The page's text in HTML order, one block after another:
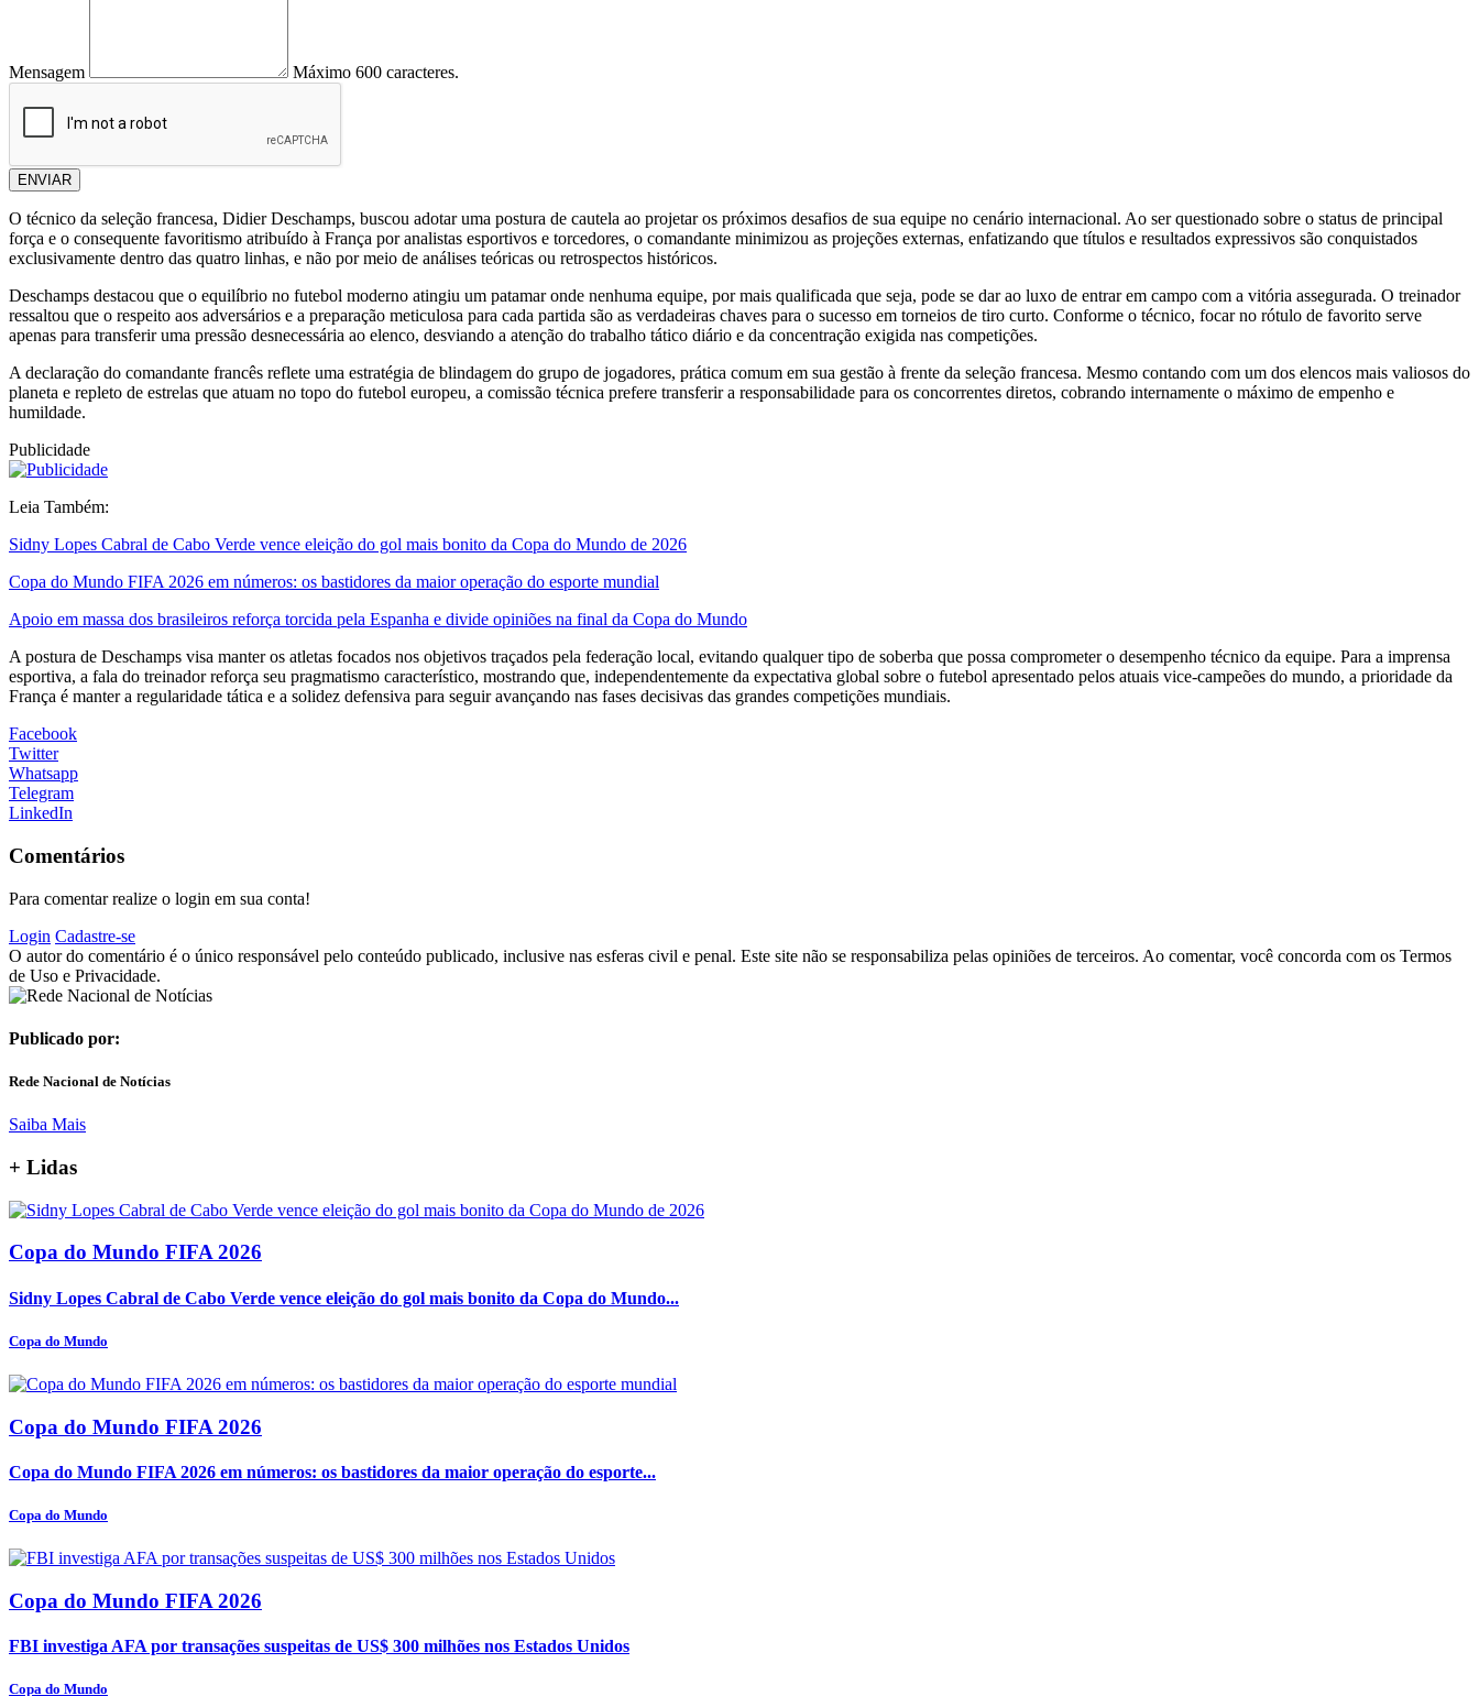
Mensagem Máximo 600 caracteres.
ENVIAR
O técnico da seleção francesa, Didier Deschamps, buscou adotar uma postura de cautela ao projetar os próximos desafios de sua equipe no cenário internacional. Ao ser questionado sobre o status de principal
força e o consequente favoritismo atribuído à França por analistas esportivos e torcedores, o comandante minimizou as projeções externas, enfatizando que títulos e resultados expressivos são conquistados
exclusivamente dentro das quatro linhas, e não por meio de análises teóricas ou retrospectos históricos.
Deschamps destacou que o equilíbrio no futebol moderno atingiu um patamar onde nenhuma equipe, por mais qualificada que seja, pode se dar ao luxo de entrar em campo com a vitória assegurada. O treinador
ressaltou que o respeito aos adversários e a preparação meticulosa para cada partida são as verdadeiras chaves para o sucesso em torneios de tiro curto. Conforme o técnico, focar no rótulo de favorito serve
apenas para transferir uma pressão desnecessária ao elenco, desviando a atenção do trabalho tático diário e da concentração exigida nas competições.
A declaração do comandante francês reflete uma estratégia de blindagem do grupo de jogadores, prática comum em sua gestão à frente da seleção francesa. Mesmo contando com um dos elencos mais valiosos do
planeta e repleto de estrelas que atuam no topo do futebol europeu, a comissão técnica prefere transferir a responsabilidade para os concorrentes diretos, cobrando internamente o máximo de empenho e
humildade.
Publicidade
Leia Também:
Sidny Lopes Cabral de Cabo Verde vence eleição do gol mais bonito da Copa do Mundo de 2026
Copa do Mundo FIFA 2026 em números: os bastidores da maior operação do esporte mundial
Apoio em massa dos brasileiros reforça torcida pela Espanha e divide opiniões na final da Copa do Mundo
A postura de Deschamps visa manter os atletas focados nos objetivos traçados pela federação local, evitando qualquer tipo de soberba que possa comprometer o desempenho técnico da equipe. Para a imprensa
esportiva, a fala do treinador reforça seu pragmatismo característico, mostrando que, independentemente da expectativa global sobre o futebol apresentado pelos atuais vice-campeões do mundo, a prioridade da
França é manter a regularidade tática e a solidez defensiva para seguir avançando nas fases decisivas das grandes competições mundiais.
Facebook
Twitter
Whatsapp
Telegram
LinkedIn
Comentários
Para comentar realize o login em sua conta!
Login Cadastre-se
O autor do comentário é o único responsável pelo conteúdo publicado, inclusive nas esferas civil e penal. Este site não se responsabiliza pelas opiniões de terceiros. Ao comentar, você concorda com os Termos
de Uso e Privacidade.
Publicado por:
Rede Nacional de Notícias
Saiba Mais
+ Lidas
Copa do Mundo FIFA 2026
Sidny Lopes Cabral de Cabo Verde vence eleição do gol mais bonito da Copa do Mundo...
Copa do Mundo
Copa do Mundo FIFA 2026
Copa do Mundo FIFA 2026 em números: os bastidores da maior operação do esporte...
Copa do Mundo
Copa do Mundo FIFA 2026
FBI investiga AFA por transações suspeitas de US$ 300 milhões nos Estados Unidos
Copa do Mundo